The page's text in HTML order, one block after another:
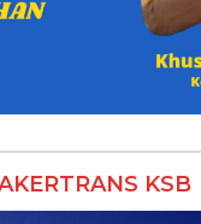
KSB